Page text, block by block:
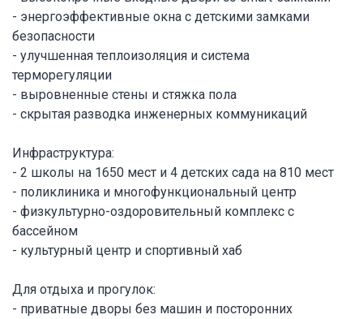
- энергоэффективные окна с детскими замками
безопасности
- улучшенная теплоизоляция и система
терморегуляции
- выровненные стены и стяжка пола
- скрытая разводка инженерных коммуникаций
Инфраструктура:
- 2 школы на 1650 мест и 4 детских сада на 810 мест
- поликлиника и многофункциональный центр
- физкультурно-оздоровительный комплекс с
бассейном
- культурный центр и спортивный хаб
Для отдыха и прогулок:
- приватные дворы без машин и посторонних